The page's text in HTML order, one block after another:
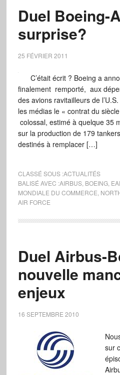
Duel Boeing-
surprise?
25 FÉVRIER 2011
C’était écrit ? Boeing a
finalement remporté, aux
des avions ravitailleurs de
les médias le « contrat du
colossal, estimé à quelque 35
sur la production de 179
destinés à remplacer […]
CLASSÉ SOUS :ACTUALITÉS
BALISÉ AVEC :AIRBUS, BOEING,
MONDIALE DU COMMERCE
AIR FORCE
Duel Airbus-
nouvelle
enjeux
16 SEPTEMBRE 2010
sur